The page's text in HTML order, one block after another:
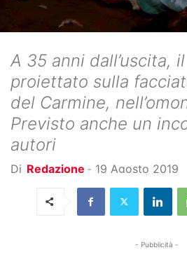
A 35 anni dall’uscita,
proiettato sulla
del Carmine,
Previsto anche un
autori
Di Redazione - 19 Agosto 2019
- Pubblicità -